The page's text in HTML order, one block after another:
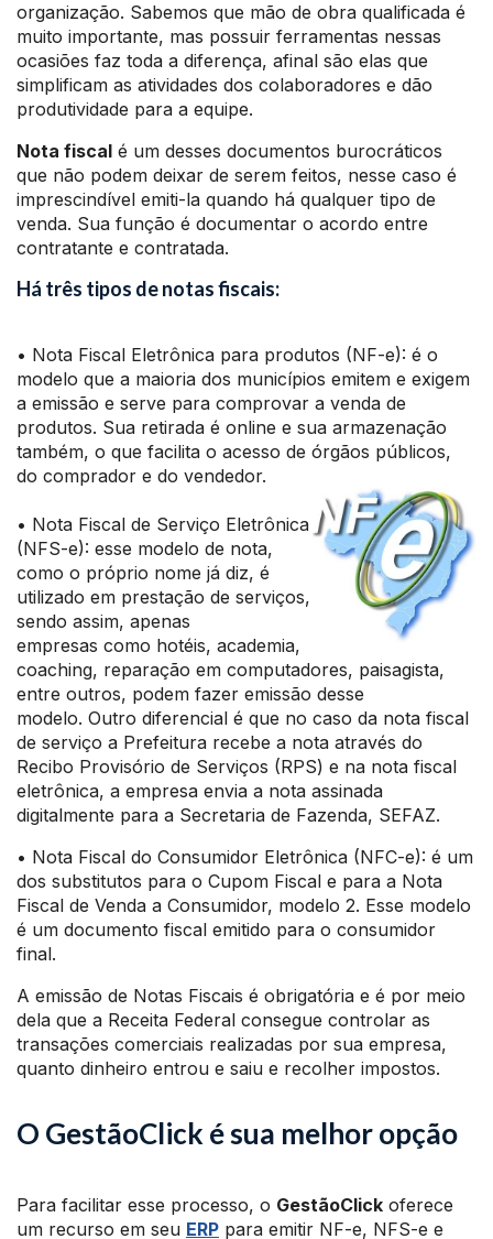
organização. Sabemos que mão de obra qualificada é
muito importante, mas possuir ferramentas nessas
ocasiões faz toda a diferença, afinal são elas que
simplificam as atividades dos colaboradores e dão
produtividade para a equipe.
Nota fiscal é um desses documentos burocráticos
que não podem deixar de serem feitos, nesse caso é
imprescindível emiti-la quando há qualquer tipo de
venda. Sua função é documentar o acordo entre
contratante e contratada.
Há três tipos de notas fiscais:
• Nota Fiscal Eletrônica para produtos (NF-e): é o
modelo que a maioria dos municípios emitem e exigem
a emissão e serve para comprovar a venda de
produtos. Sua retirada é online e sua armazenação
também, o que facilita o acesso de órgãos públicos,
do comprador e do vendedor.
• Nota Fiscal de Serviço Eletrônica
(NFS-e): esse modelo de nota,
como o próprio nome já diz, é
utilizado em prestação de serviços,
sendo assim, apenas
empresas como hotéis, academia,
coaching, reparação em computadores, paisagista,
entre outros, podem fazer emissão desse
modelo. Outro diferencial é que no caso da nota fiscal
de serviço a Prefeitura recebe a nota através do
Recibo Provisório de Serviços (RPS) e na nota fiscal
eletrônica, a empresa envia a nota assinada
digitalmente para a Secretaria de Fazenda, SEFAZ.
• Nota Fiscal do Consumidor Eletrônica (NFC-e): é um
dos substitutos para o Cupom Fiscal e para a Nota
Fiscal de Venda a Consumidor, modelo 2. Esse modelo
é um documento fiscal emitido para o consumidor
final.
A emissão de Notas Fiscais é obrigatória e é por meio
dela que a Receita Federal consegue controlar as
transações comerciais realizadas por sua empresa,
quanto dinheiro entrou e saiu e recolher impostos.
O GestãoClick é sua melhor opção
Para facilitar esse processo, o GestãoClick oferece
um recurso em seu ERP para emitir NF-e, NFS-e e